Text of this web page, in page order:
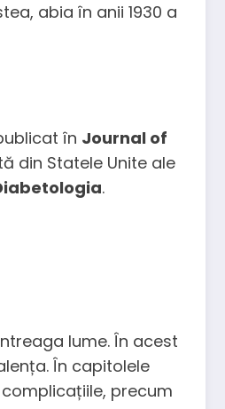
abia în anii 1930 a
în Journal of
din Statele Unite ale
.
lume. În acest
În capitolele
precum